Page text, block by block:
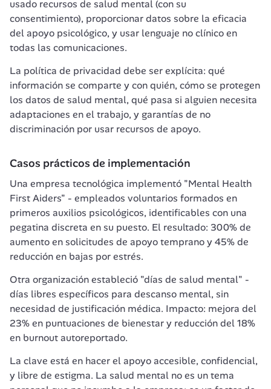
usado recursos de salud mental (con su
consentimiento), proporcionar datos sobre la eficacia
del apoyo psicológico, y usar lenguaje no clínico en
todas las comunicaciones.
La política de privacidad debe ser explícita: qué
información se comparte y con quién, cómo se protegen
los datos de salud mental, qué pasa si alguien necesita
adaptaciones en el trabajo, y garantías de no
discriminación por usar recursos de apoyo.
Casos prácticos de implementación
Una empresa tecnológica implementó "Mental Health
First Aiders" - empleados voluntarios formados en
primeros auxilios psicológicos, identificables con una
pegatina discreta en su puesto. El resultado: 300% de
aumento en solicitudes de apoyo temprano y 45% de
reducción en bajas por estrés.
Otra organización estableció "días de salud mental" -
días libres específicos para descanso mental, sin
necesidad de justificación médica. Impacto: mejora del
23% en puntuaciones de bienestar y reducción del 18%
en burnout autoreportado.
La clave está en hacer el apoyo accesible, confidencial,
y libre de estigma. La salud mental no es un tema